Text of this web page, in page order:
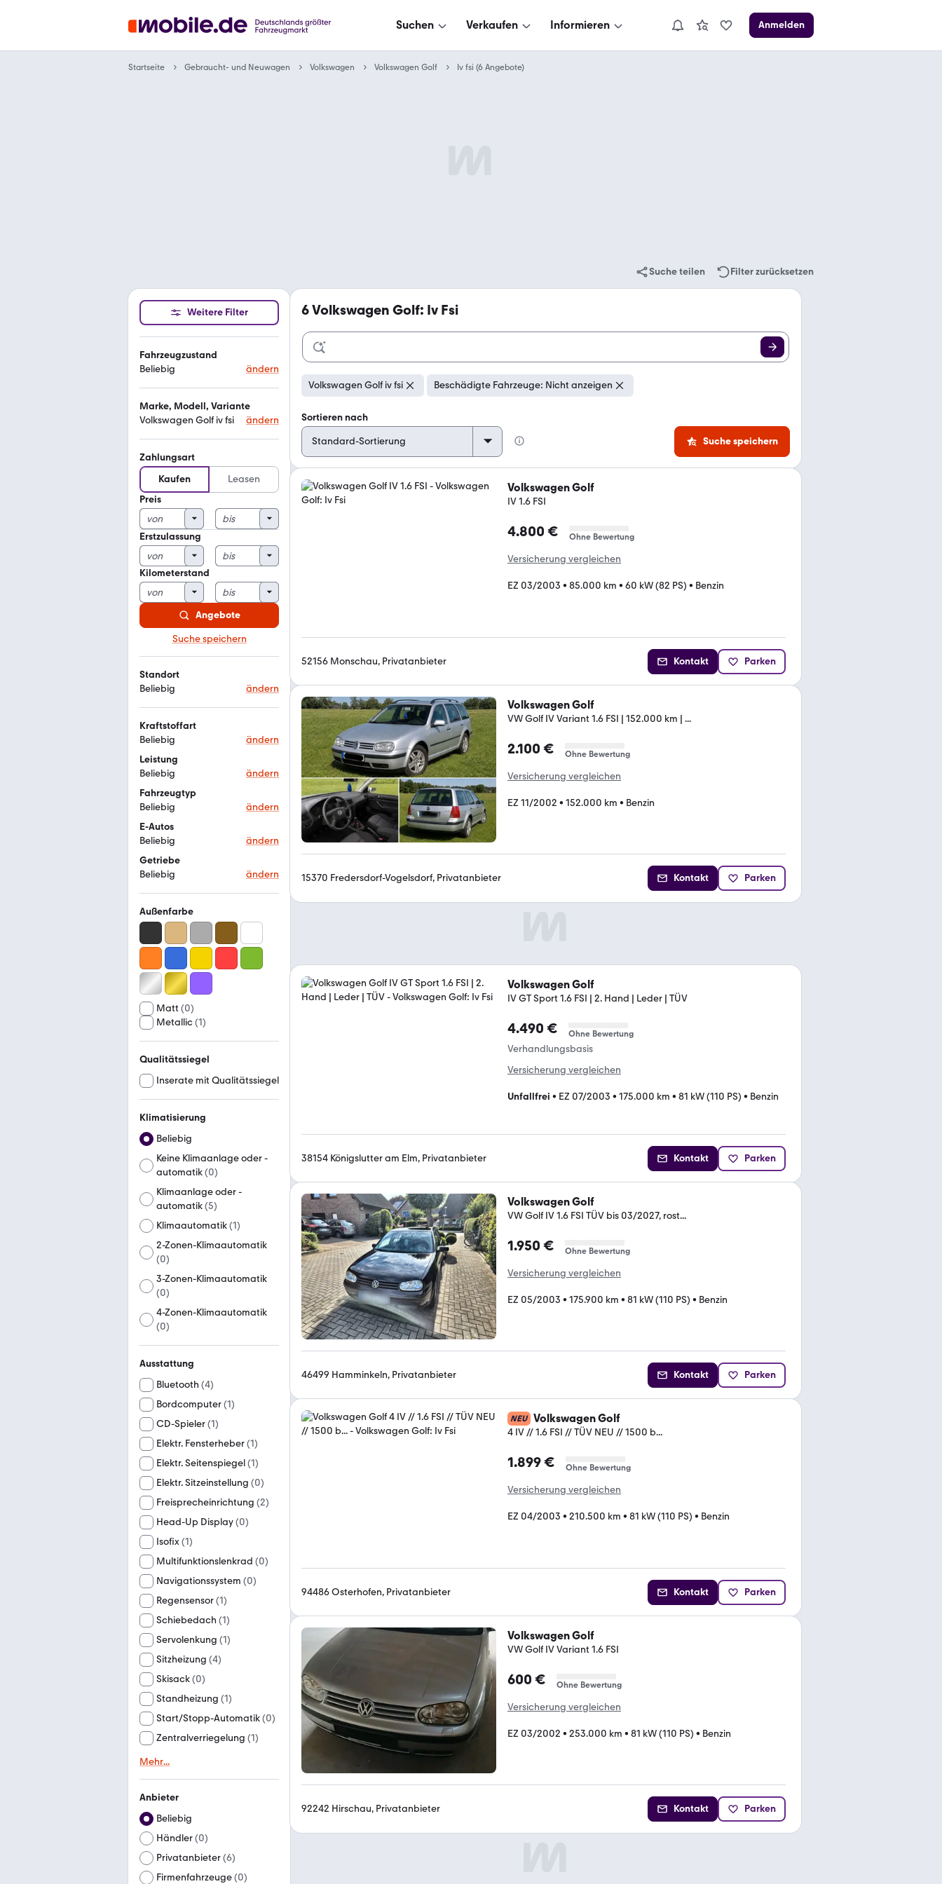
Suchen Verkaufen Informieren Anmelden
Startseite Gebraucht- und Neuwagen Volkswagen Volkswagen Golf Iv fsi (6 Angebote)
Suche teilen Filter zurücksetzen
Weitere Filter
Fahrzeugzustand
Beliebig
ändern
Marke, Modell, Variante
Volkswagen Golf iv fsi
ändern
Zahlungsart
Kaufen
Leasen
Preis
Erstzulassung
Kilometerstand
Angebote
Suche speichern
Standort
Beliebig
ändern
Kraftstoffart
Beliebig
ändern
Leistung
Beliebig
ändern
Fahrzeugtyp
Beliebig
ändern
E-Autos
Beliebig
ändern
Getriebe
Beliebig
ändern
Außenfarbe
Matt (0)
Metallic(1)
Qualitätssiegel
Inserate mit Qualitätssiegel
Klimatisierung
Beliebig
Keine Klimaanlage oder -
automatik(0)
Klimaanlage oder -
automatik(5)
Klimaautomatik(1)
2-Zonen-Klimaautomatik
(0)
3-Zonen-Klimaautomatik
(0)
4-Zonen-Klimaautomatik
(0)
Ausstattung
Bluetooth (4)
Bordcomputer(1)
CD-Spieler(1)
Elektr. Fensterheber(1)
Elektr. Seitenspiegel(1)
Elektr. Sitzeinstellung (0)
Freisprecheinrichtung (2)
Head-Up Display(0)
Isofix(1)
Multifunktionslenkrad (0)
Navigationssystem (0)
Regensensor(1)
Schiebedach (1)
Servolenkung (1)
Sitzheizung (4)
Skisack(0)
Standheizung (1)
Start/Stopp-Automatik(0)
Zentralverriegelung (1)
Mehr...
Anbieter
Beliebig
Händler(0)
Privatanbieter(6)
Firmenfahrzeuge(0)
6Volkswagen Golf: Iv Fsi
Volkswagen Golf iv fsi Beschädigte Fahrzeuge: Nicht anzeigen
Sortieren nach
Suche speichern
Volkswagen Golf
IV 1.6 FSI
4.800 € Ohne Bewertung
Versicherung vergleichen
EZ 03/2003 • 85.000 km • 60 kW (82 PS) • Benzin
52156 Monschau, Privatanbieter Kontakt Parken
Volkswagen Golf
VW Golf IV Variant 1.6 FSI | 152.000 km | ...
2.100 € Ohne Bewertung
Versicherung vergleichen
EZ 11/2002 • 152.000 km • Benzin
15370 Fredersdorf-Vogelsdorf, Privatanbieter Kontakt Parken
Volkswagen Golf
IV GT Sport 1.6 FSI | 2. Hand | Leder | TÜV
4.490 € Ohne Bewertung
Verhandlungsbasis
Versicherung vergleichen
Unfallfrei • EZ 07/2003 • 175.000 km • 81 kW (110 PS) • Benzin
38154 Königslutter am Elm, Privatanbieter Kontakt Parken
Volkswagen Golf
VW Golf IV 1.6 FSI TÜV bis 03/2027, rost...
1.950 € Ohne Bewertung
Versicherung vergleichen
EZ 05/2003 • 175.900 km • 81 kW (110 PS) • Benzin
46499 Hamminkeln, Privatanbieter Kontakt Parken
NEU Volkswagen Golf
4 IV // 1.6 FSI // TÜV NEU // 1500 b...
1.899 € Ohne Bewertung
Versicherung vergleichen
EZ 04/2003 • 210.500 km • 81 kW (110 PS) • Benzin
94486 Osterhofen, Privatanbieter Kontakt Parken
Volkswagen Golf
VW Golf IV Variant 1.6 FSI
600 € Ohne Bewertung
Versicherung vergleichen
EZ 03/2002 • 253.000 km • 81 kW (110 PS) • Benzin
92242 Hirschau, Privatanbieter Kontakt Parken